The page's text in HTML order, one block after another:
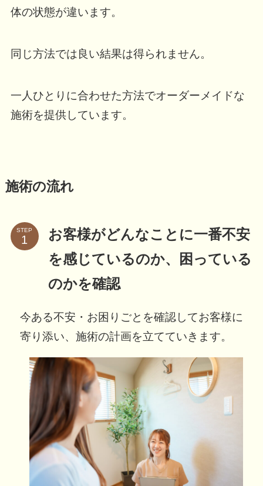
体の状態が違います。
同じ方法では良い結果は得られません。
一人ひとりに合わせた方法でオーダーメイドな
施術を提供しています。
施術の流れ
STEP
お客様がどんなことに一番不安
を感じているのか、困っている
のかを確認
今ある不安・お困りごとを確認してお客様に
寄り添い、施術の計画を立てていきます。